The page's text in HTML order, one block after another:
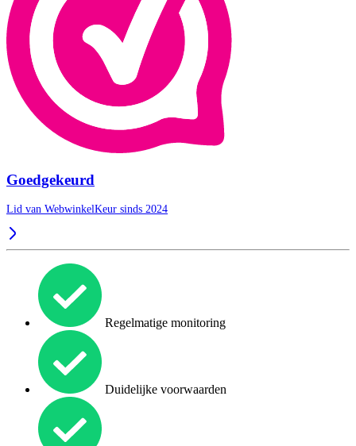
Goedgekeurd
Lid van WebwinkelKeur sinds 2024
Regelmatige monitoring
Duidelijke voorwaarden